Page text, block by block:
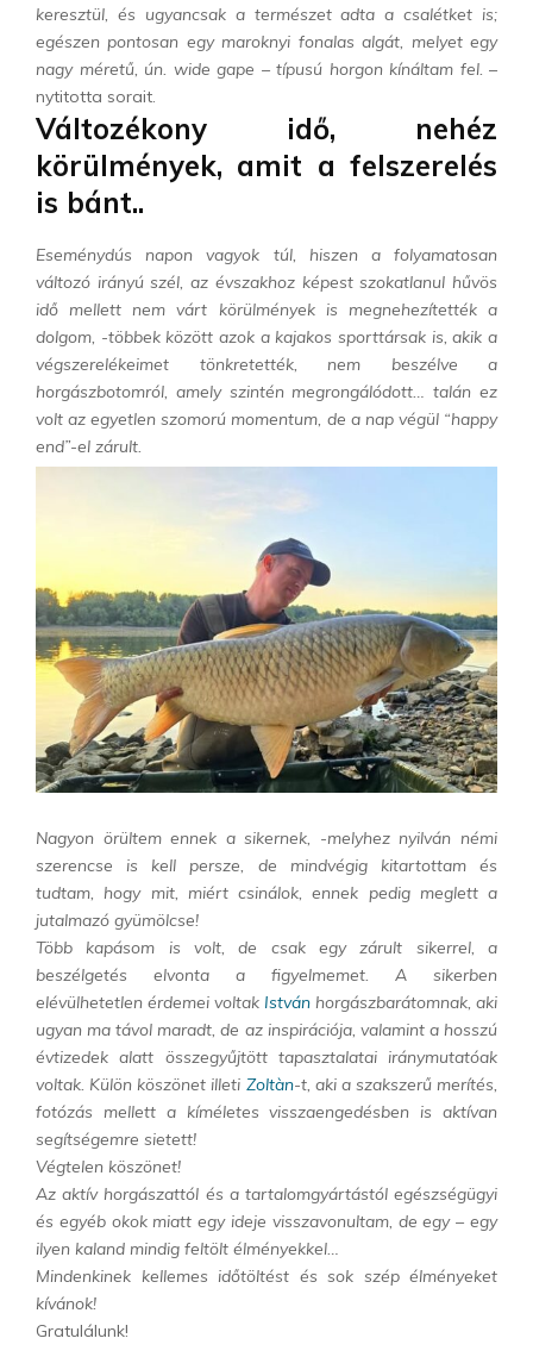
keresztül, és ugyancsak a természet adta a csalétket is;
egészen pontosan egy maroknyi fonalas algát, melyet egy
nagy méretű, ún. wide gape – típusú horgon kínáltam fel. –
nytitotta sorait.
Változékony idő, nehéz
körülmények, amit a felszerelés
is bánt..
Eseménydús napon vagyok túl, hiszen a folyamatosan
változó irányú szél, az évszakhoz képest szokatlanul hűvös
idő mellett nem várt körülmények is megnehezítették a
dolgom, -többek között azok a kajakos sporttársak is, akik a
végszerelékeimet tönkretették, nem beszélve a
horgászbotomról, amely szintén megrongálódott… talán ez
volt az egyetlen szomorú momentum, de a nap végül “happy
end”-el zárult.
Nagyon örültem ennek a sikernek, -melyhez nyilván némi
szerencse is kell persze, de mindvégig kitartottam és
tudtam, hogy mit, miért csinálok, ennek pedig meglett a
jutalmazó gyümölcse!
Több kapásom is volt, de csak egy zárult sikerrel, a
beszélgetés elvonta a figyelmemet. A sikerben
elévülhetetlen érdemei voltak István horgászbarátomnak, aki
ugyan ma távol maradt, de az inspirációja, valamint a hosszú
évtizedek alatt összegyűjtött tapasztalatai iránymutatóak
voltak. Külön köszönet illeti Zoltàn-t, aki a szakszerű merítés,
fotózás mellett a kíméletes visszaengedésben is aktívan
segítségemre sietett!
Végtelen köszönet!
Az aktív horgászattól és a tartalomgyártástól egészségügyi
és egyéb okok miatt egy ideje visszavonultam, de egy – egy
ilyen kaland mindig feltölt élményekkel…
Mindenkinek kellemes időtöltést és sok szép élményeket
kívánok!
Gratulálunk!